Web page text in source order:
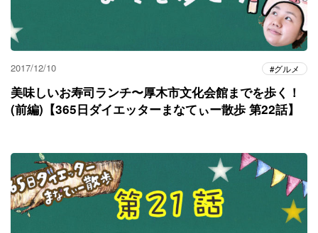
2017/12/10 グルメ
美味しいお寿司ランチ〜厚木市文化会館までを歩く！
(前編)【365日ダイエッターまなてぃー散歩 第22話】